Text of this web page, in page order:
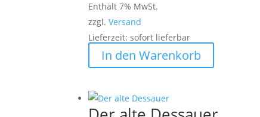
Enthält 7% MwSt.
zzgl.Versand
Lieferzeit: sofort lieferbar
In den Warenkorb